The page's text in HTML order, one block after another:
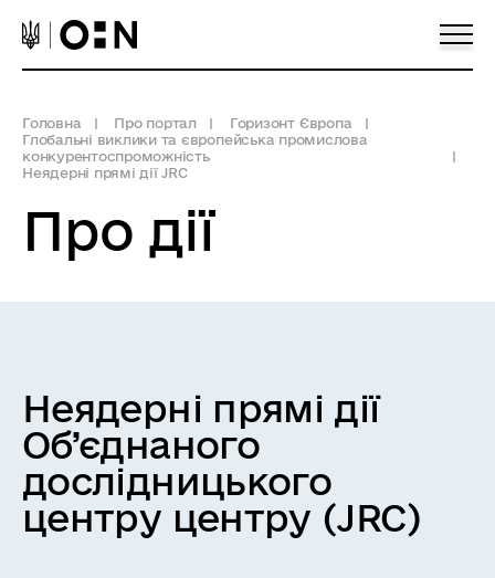
Головна Про портал
Горизонт Європа
Глобальні виклики та європейська промислова
конкурентоспроможність
Неядерні прямі дії JRC
Про дії
Неядерні прямі дії
Об’єднаного
дослідницького
центру центру (JRC)